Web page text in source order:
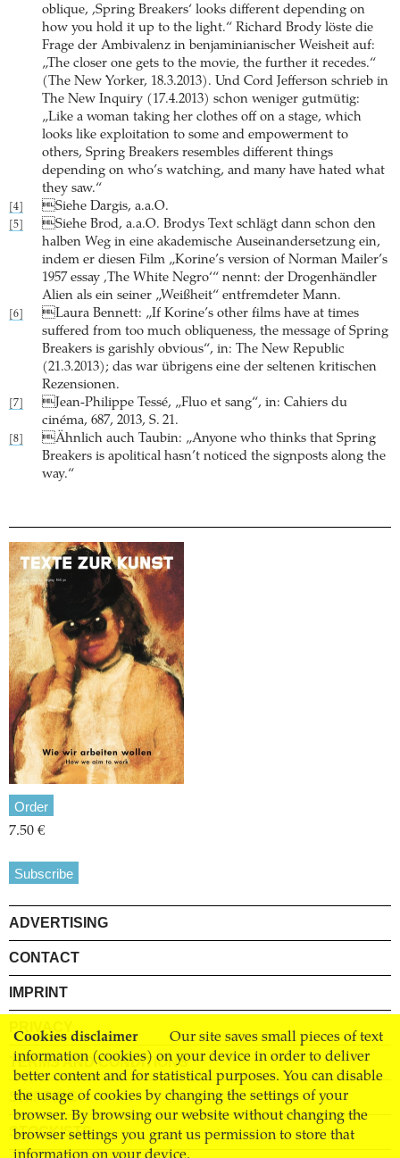
Cookies disclaimer
Our site saves small pieces of text
information (cookies) on your device in order to deliver
better content and for statistical purposes. You can disable
the usage of cookies by changing the settings of your
browser. By browsing our website without changing the
browser settings you grant us permission to store that
oblique, ,Spring Breakers‘ looks different depending on
how you hold it up to the light.“ Richard Brody löste die
Frage der Ambivalenz in benjaminianischer Weisheit auf:
„The closer one gets to the movie, the further it recedes.“
(The New Yorker, 18.3.2013). Und Cord Jefferson schrieb in
The New Inquiry (17.4.2013) schon weniger gutmütig:
„Like a woman taking her clothes off on a stage, which
looks like exploitation to some and empowerment to
others, Spring Breakers resembles different things
depending on who’s watching, and many have hated what
they saw.“
[4] Siehe Dargis, a.a.O.
[5]
Siehe Brod, a.a.O. Brodys Text schlägt dann schon den
halben Weg in eine akademische Auseinandersetzung ein,
indem er diesen Film „Korine’s version of Norman Mailer’s
1957 essay ‚The White Negro‘“ nennt: der Drogenhändler
Alien als ein seiner „Weißheit“ entfremdeter Mann.
[6]
Laura Bennett: „If Korine’s other films have at times
suffered from too much obliqueness, the message of Spring
Breakers is garishly obvious“, in: The New Republic
(21.3.2013); das war übrigens eine der seltenen kritischen
Rezensionen.
[7]
Jean-Philippe Tessé, „Fluo et sang“, in: Cahiers du
cinéma, 687, 2013, S. 21.
[8]
Ähnlich auch Taubin: „Anyone who thinks that Spring
Breakers is apolitical hasn’t noticed the signposts along the
way.“
Order
7.50 €
Subscribe
ADVERTISING
CONTACT
IMPRINT
PRIVACY
TERMS AND CONDITIONS
SHIPPING
STOCKISTS